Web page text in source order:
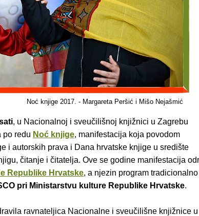
Noć knjige 2017. - Margareta Peršić i Mišo Nejašmić
, u Nacionalnoj i sveučilišnoj knjižnici u Zagrebu
po redu Noć knjige, manifestacija koja povodom
i autorskih prava i Dana hrvatske knjige u središte
čitanje i čitatelja. Ove se godine manifestacija
Republike Hrvatske, a njezin program tradicionalno
pri Ministarstvu kulture Republike Hrvatske.
ravnateljica Nacionalne i sveučilišne knjižnice u